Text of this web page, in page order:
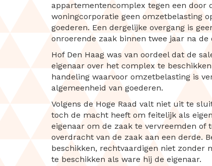
appartementencomplex tegen een door
woningcorporatie geen omzetbelasting
goederen. Een dergelijke overgang is
onroerende zaak binnen twee jaar na
Hof Den Haag was van oordeel dat de
eigenaar over het complex te
handeling waarvoor omzetbelasting is
algemeenheid van goederen.
Volgens de Hoge Raad valt niet uit te
toch de macht heeft om feitelijk als
eigenaar om de zaak te vervreemden
overdracht van de zaak aan een derde.
beschikken, rechtvaardigen niet zonder
te beschikken als ware hij de eigenaar.